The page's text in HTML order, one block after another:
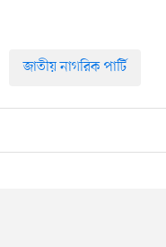
জাতীয় নাগরিক পার্টি